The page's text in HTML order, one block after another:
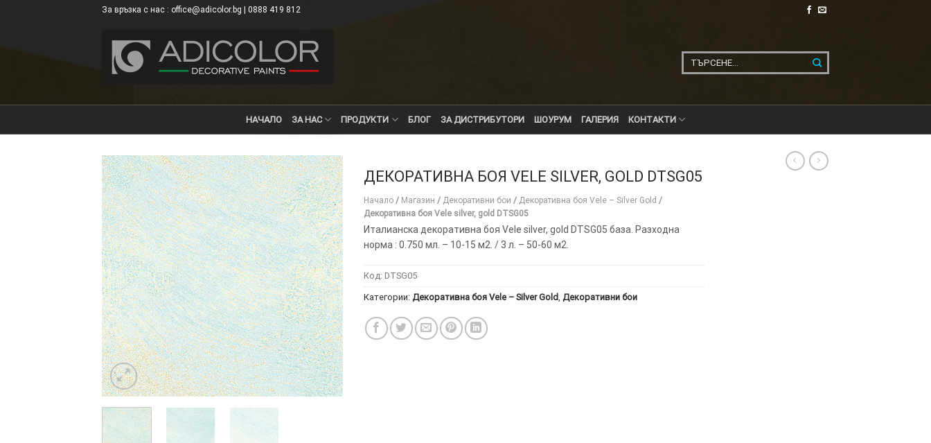
За връзка с нас : office@adicolor.bg | 0888 419 812
за:
НАЧАЛО ЗА НАС ПРОДУКТИ БЛОГ ЗА ДИСТРИБУТОРИ ШОУРУМ ГАЛЕРИЯ КОНТАКТИ
ДЕКОРАТИВНА БОЯ VELE SILVER, GOLD DTSG05
Начало / Магазин / Декоративни бои / Декоративна боя Vele – Silver Gold /
Декоративна боя Vele silver, gold DTSG05
Италианска декоративна боя Vele silver, gold DTSG05 база. Разходна
норма : 0.750 мл. – 10-15 м2. / 3 л. – 50-60 м2.
Код: DTSG05
Категории: Декоративна боя Vele – Silver Gold, Декоративни бои
×
ТОЗИ САЙТ ИЗПОЛЗВА БИСКВИТКИ.